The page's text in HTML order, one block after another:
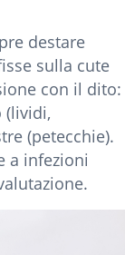
destare
sulla cute
con il dito:
(lividi,
(petecchie).
a infezioni